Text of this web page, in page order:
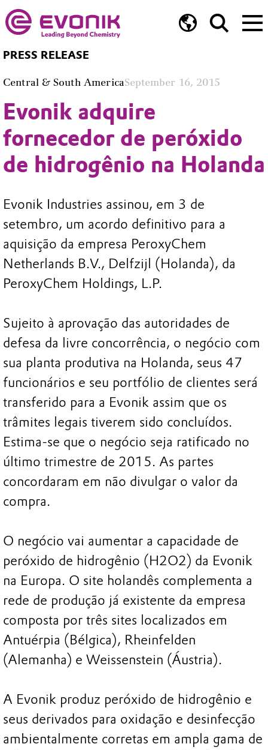
PRESS RELEASE
Central & South AmericaSeptember 16, 2015
Evonik adquire
fornecedor de peróxido
de hidrogênio na Holanda
Evonik Industries assinou, em 3 de
setembro, um acordo definitivo para a
aquisição da empresa PeroxyChem
Netherlands B.V., Delfzijl (Holanda), da
PeroxyChem Holdings, L.P.
Sujeito à aprovação das autoridades de
defesa da livre concorrência, o negócio com
sua planta produtiva na Holanda, seus 47
funcionários e seu portfólio de clientes será
transferido para a Evonik assim que os
trâmites legais tiverem sido concluídos.
Estima-se que o negócio seja ratificado no
último trimestre de 2015. As partes
concordaram em não divulgar o valor da
compra.
O negócio vai aumentar a capacidade de
peróxido de hidrogênio (H2O2) da Evonik
na Europa. O site holandês complementa a
rede de produção já existente da empresa
composta por três sites localizados em
Antuérpia (Bélgica), Rheinfelden
(Alemanha) e Weissenstein (Áustria).
A Evonik produz peróxido de hidrogênio e
seus derivados para oxidação e desinfecção
ambientalmente corretas em ampla gama de